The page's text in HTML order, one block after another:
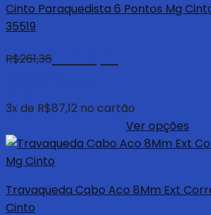
Cinto Paraquedista 6 Pontos Mg
35519
3x de R$87,12 no cartão
R$261,36
Ver opções
Travaqueda Cabo Aco 8Mm Ext
Cinto